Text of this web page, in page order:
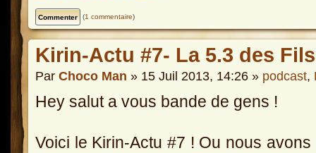
(1 commentaire)
Kirin-Actu #7- La 5.3 des
Par Choco Man » 15 Juil 2013, 14:26 » podcast,
Hey salut a vous bande de gens !
Voici le Kirin-Actu #7 ! Ou nous avons